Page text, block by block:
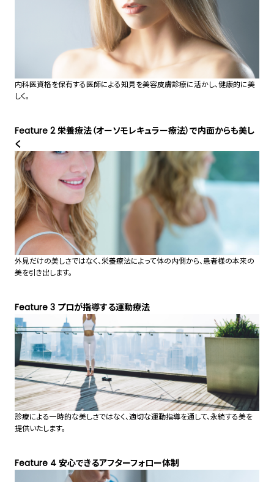
内科医資格を保有する医師による知見を美容皮膚診療に活かし、健康的に美
しく。
Feature 2 栄養療法（オーソモレキュラー療法）で内面からも美し
く
外見だけの美しさではなく、栄養療法によって体の内側から、患者様の本来の
美を引き出します。
Feature 3 プロが指導する運動療法
診療による一時的な美しさではなく、適切な運動指導を通して、永続する美を
提供いたします。
Feature 4 安心できるアフターフォロー体制